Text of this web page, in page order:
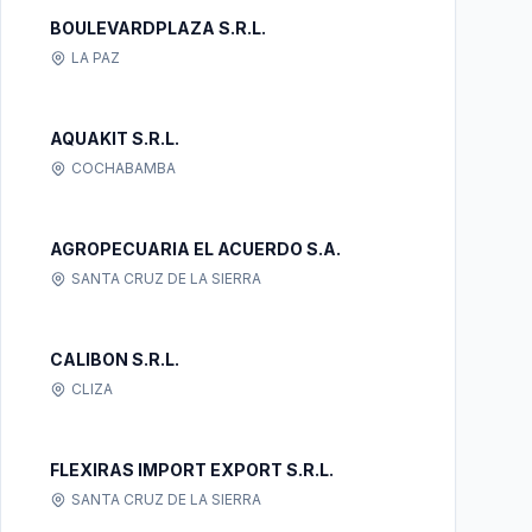
BOULEVARDPLAZA S.R.L.
LA PAZ
AQUAKIT S.R.L.
COCHABAMBA
AGROPECUARIA EL ACUERDO S.A.
SANTA CRUZ DE LA SIERRA
CALIBON S.R.L.
CLIZA
FLEXIRAS IMPORT EXPORT S.R.L.
SANTA CRUZ DE LA SIERRA